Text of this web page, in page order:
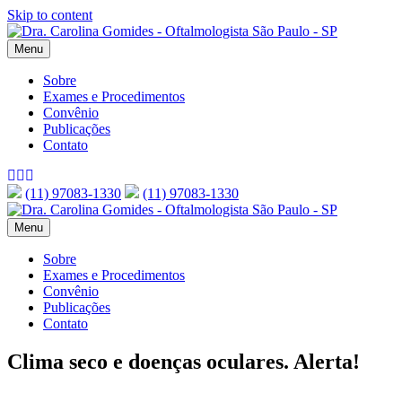
Skip to content
Menu
Sobre
Exames e Procedimentos
Convênio
Publicações
Contato
Facebook
Google-
maps
Instagram
(11) 97083-1330
(11) 97083-1330
Menu
Sobre
Exames e Procedimentos
Convênio
Publicações
Contato
Clima seco e doenças oculares. Alerta!